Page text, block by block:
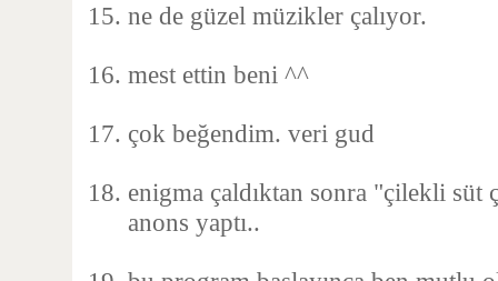
ne de güzel müzikler çalıyor.
mest ettin beni ^^
çok beğendim. veri gud
enigma çaldıktan sonra "çilekli
anons yaptı..